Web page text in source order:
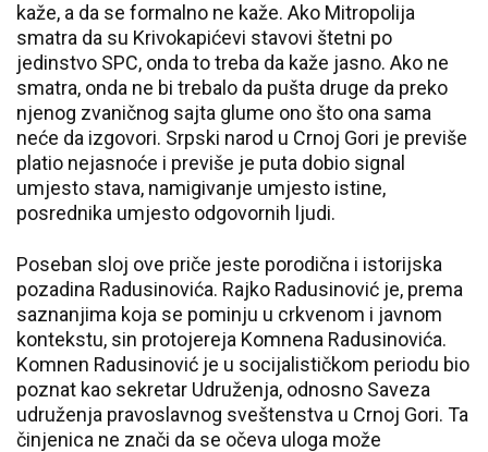
kaže, a da se formalno ne kaže. Ako Mitropolija
smatra da su Krivokapićevi stavovi štetni po
jedinstvo SPC, onda to treba da kaže jasno. Ako ne
smatra, onda ne bi trebalo da pušta druge da preko
njenog zvaničnog sajta glume ono što ona sama
neće da izgovori. Srpski narod u Crnoj Gori je previše
platio nejasnoće i previše je puta dobio signal
umjesto stava, namigivanje umjesto istine,
posrednika umjesto odgovornih ljudi.
Poseban sloj ove priče jeste porodična i istorijska
pozadina Radusinovića. Rajko Radusinović je, prema
saznanjima koja se pominju u crkvenom i javnom
kontekstu, sin protojereja Komnena Radusinovića.
Komnen Radusinović je u socijalističkom periodu bio
poznat kao sekretar Udruženja, odnosno Saveza
udruženja pravoslavnog sveštenstva u Crnoj Gori. Ta
činjenica ne znači da se očeva uloga može